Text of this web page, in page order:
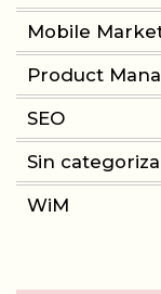
Mobile
Product
SEO
Sin
WiM